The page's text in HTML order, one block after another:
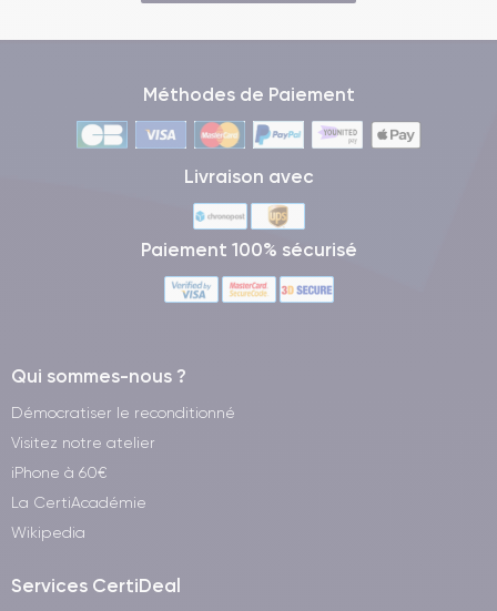
le produit en toute sérénité.
Chaque Galaxy S22 reconditionné est testé sur plus de 30
points de contrôle pour garantir un fonctionnement optimal.
Méthodes de Paiement
Livraison avec
Paiement 100% sécurisé
Qui sommes-nous ?
Démocratiser le reconditionné
Visitez notre atelier
iPhone à 60€
La CertiAcadémie
Wikipedia
Services CertiDeal